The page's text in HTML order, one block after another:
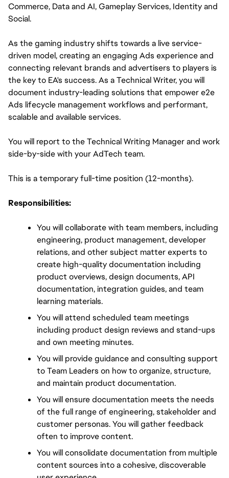
Commerce, Data and AI, Gameplay Services, Identity and
Social.
As the gaming industry shifts towards a live service-
driven model, creating an engaging Ads experience and
connecting relevant brands and advertisers to players is
the key to EA's success. As a Technical Writer, you will
document industry-leading solutions that empower e2e
Ads lifecycle management workflows and performant,
scalable and available services.
You will report to the Technical Writing Manager and work
side-by-side with your AdTech team.
This is a temporary full-time position (12-months).
Responsibilities:
You will collaborate with team members, including
engineering, product management, developer
relations, and other subject matter experts to
create high-quality documentation including
product overviews, design documents, API
documentation, integration guides, and team
learning materials.
You will attend scheduled team meetings
including product design reviews and stand-ups
and own meeting minutes.
You will provide guidance and consulting support
to Team Leaders on how to organize, structure,
and maintain product documentation.
You will ensure documentation meets the needs
of the full range of engineering, stakeholder and
customer personas. You will gather feedback
often to improve content.
You will consolidate documentation from multiple
content sources into a cohesive, discoverable